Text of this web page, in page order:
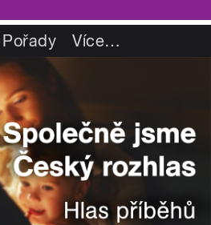
Pořady Více…